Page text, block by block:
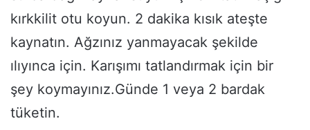
kırkkilit otu koyun. 2 dakika kısık ateşte
kaynatın. Ağzınız yanmayacak şekilde
ılıyınca için. Karışımı tatlandırmak için bir
şey koymayınız.Günde 1 veya 2 bardak
tüketin.